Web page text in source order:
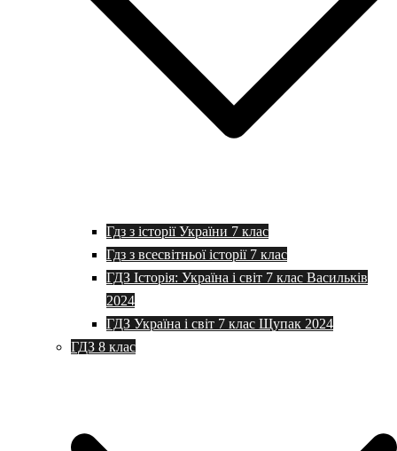
Гдз з історії України 7 клас
Гдз з всесвітньої історії 7 клас
ГДЗ Історія: Україна і світ 7 клас Васильків
2024
ГДЗ Україна і світ 7 клас Щупак 2024
ГДЗ 8 клас